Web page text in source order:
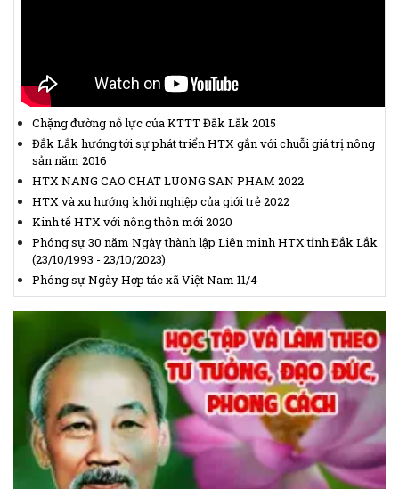
Chặng đường nỗ lực của KTTT Đắk Lắk 2015
Đắk Lắk hướng tới sự phát triển HTX gắn với chuỗi giá trị nông
sản năm 2016
HTX NANG CAO CHAT LUONG SAN PHAM 2022
HTX và xu hướng khởi nghiệp của giới trẻ 2022
Kinh tế HTX với nông thôn mới 2020
Phóng sự 30 năm Ngày thành lập Liên minh HTX tỉnh Đắk Lắk
(23/10/1993 - 23/10/2023)
Phóng sự Ngày Hợp tác xã Việt Nam 11/4